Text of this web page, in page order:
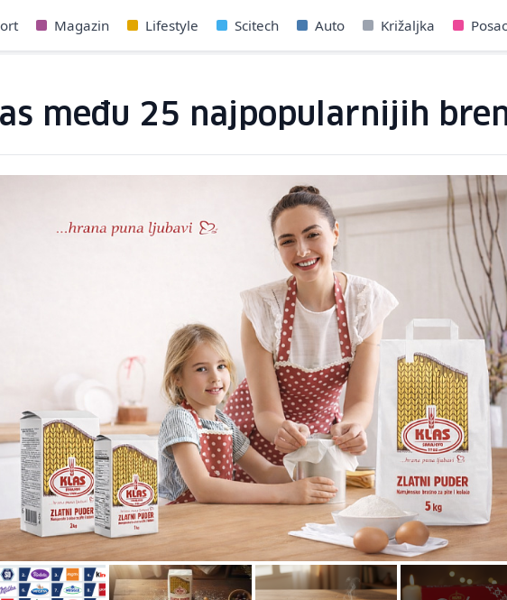
Magazin Lifestyle Scitech Auto Križaljka
među 25 najpopularnijih